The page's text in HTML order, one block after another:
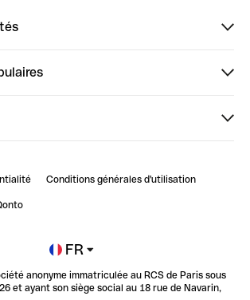
les carrières/productivité
Conditions générales d'utilisation
FR
anonyme immatriculée au RCS de Paris sous
et ayant son siège social au 18 rue de Navarin,